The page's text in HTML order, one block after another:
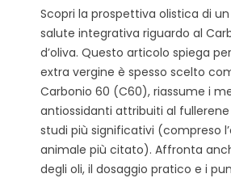
Scopri la prospettiva olistica di
salute integrativa riguardo al
d’oliva. Questo articolo spiega
extra vergine è spesso scelto
Carbonio 60 (C60), riassume i
antiossidanti attribuiti al fullerene
studi più significativi (compreso
animale più citato). Affronta
degli oli, il dosaggio pratico e i